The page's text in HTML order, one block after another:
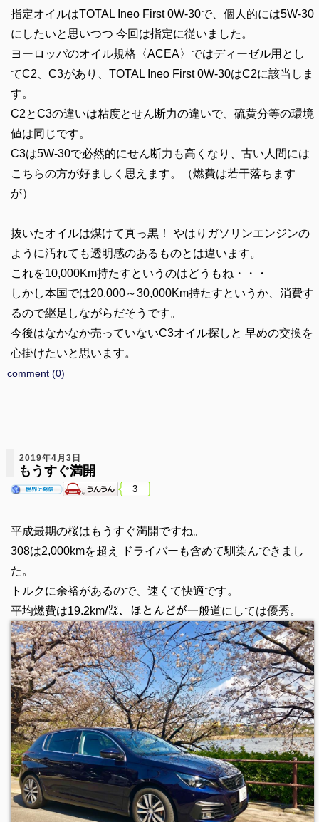
指定オイルはTOTAL Ineo First 0W-30で、個人的には5W-30
にしたいと思いつつ 今回は指定に従いました。
ヨーロッパのオイル規格〈ACEA〉ではディーゼル用とし
てC2、C3があり、TOTAL Ineo First 0W-30はC2に該当しま
す。
C2とC3の違いは粘度とせん断力の違いで、硫黄分等の環境
値は同じです。
C3は5W-30で必然的にせん断力も高くなり、古い人間には
こちらの方が好ましく思えます。（燃費は若干落ちます
が）
抜いたオイルは煤けて真っ黒！ やはりガソリンエンジンの
ように汚れても透明感のあるものとは違います。
これを10,000Km持たすというのはどうもね・・・
しかし本国では20,000～30,000Km持たすというか、消費す
るので継足しながらだそうです。
今後はなかなか売っていないC3オイル探しと 早めの交換を
心掛けたいと思います。
comment (0)
2019年4月3日
もうすぐ満開
3
平成最期の桜はもうすぐ満開ですね。
308は2,000kmを超え ドライバーも含めて馴染んできまし
た。
トルクに余裕があるので、速くて快適です。
平均燃費は19.2km/㍑、ほとんどが一般道にしては優秀。